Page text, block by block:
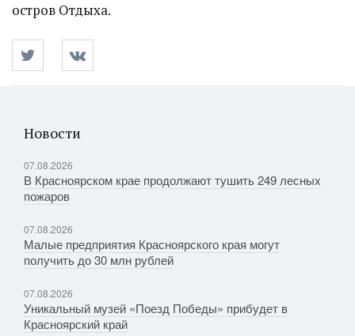
остров Отдыха.
Новости
07.08.2026
В Красноярском крае продолжают тушить 249 лесных
пожаров
07.08.2026
Малые предприятия Красноярского края могут
получить до 30 млн рублей
07.08.2026
Уникальный музей «Поезд Победы» прибудет в
Красноярский край